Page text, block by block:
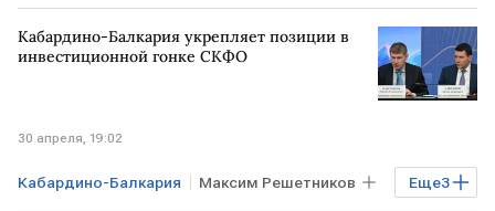
Кабардино-Балкария укрепляет позиции в
инвестиционной гонке СКФО
30 апреля, 19:02
Еще3
Кабардино-Балкария Максим Решетников